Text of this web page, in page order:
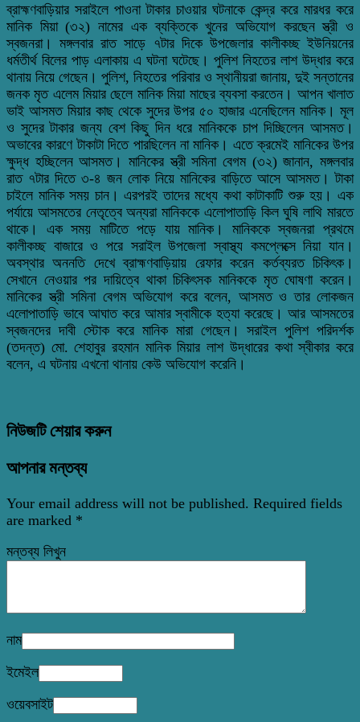
ব্রাহ্মণবাড়িয়ার সরাইলে পাওনা টাকার চাওয়ার ঘটনাকে কেন্দ্র করে মারধর করে
মানিক মিয়া (৩২) নামের এক ব্যক্তিকে খুনের অভিযোগ করছেন স্ত্রী ও
স্বজনরা। মঙ্গলবার রাত সাড়ে ৭টার দিকে উপজেলার কালীকচ্ছ ইউনিয়নের
ধর্মতীর্থ বিলের পাড় এলাকায় এ ঘটনা ঘটেছে। পুলিশ নিহতের লাশ উদ্ধার করে
থানায় নিয়ে গেছেন। পুলিশ, নিহতের পরিবার ও স্থানীয়রা জানায়, দুই সন্তানের
জনক মৃত এলেম মিয়ার ছেলে মানিক মিয়া মাছের ব্যবসা করতেন। আপন খালাত
ভাই আসমত মিয়ার কাছ থেকে সুদের উপর ৫০ হাজার এনেছিলেন মানিক। মূল
ও সুদের টাকার জন্য বেশ কিছু দিন ধরে মানিককে চাপ দিচ্ছিলেন আসমত।
অভাবের কারণে টাকাটা দিতে পারছিলেন না মানিক। এতে ক্রমেই মানিকের উপর
ক্ষুদ্ধ হচ্ছিলেন আসমত। মানিকের স্ত্রী সমিনা বেগম (৩২) জানান, মঙ্গলবার
রাত ৭টার দিতে ৩-৪ জন লোক নিয়ে মানিকের বাড়িতে আসে আসমত। টাকা
চাইলে মানিক সময় চান। এরপরই তাদের মধ্যে কথা কাটাকাটি শুরু হয়। এক
পর্যায়ে আসমতের নেতৃত্বে অন্যরা মানিককে এলোপাতাড়ি কিল ঘুষি লাথি মারতে
থাকে। এক সময় মাটিতে পড়ে যায় মানিক। মানিককে স্বজনরা প্রথমে
কালীকচ্ছ বাজারে ও পরে সরাইল উপজেলা স্বাস্থ্য কমপ্লেক্সে নিয়া যান।
অবস্থার অননতি দেখে ব্রাহ্মণবাড়িয়ায় রেফার করেন কর্তব্যরত চিকিৎক।
সেখানে নেওয়ার পর দায়িত্বে থাকা চিকিৎসক মানিককে মৃত ঘোষণা করেন।
মানিকের স্ত্রী সমিনা বেগম অভিযোগ করে বলেন, আসমত ও তার লোকজন
এলোপাতাড়ি ভাবে আঘাত করে আমার স্বামীকে হত্যা করেছে। আর আসমতের
স্বজনদের দাবী স্টোক করে মানিক মারা গেছেন। সরাইল পুলিশ পরিদর্শক
(তদন্ত) মো. শেহাবুর রহমান মানিক মিয়ার লাশ উদ্ধারের কথা স্বীকার করে
বলেন, এ ঘটনায় এখনো থানায় কেউ অভিযোগ করেনি।
নিউজটি শেয়ার করুন
আপনার মন্তব্য
Your email address will not be published. Required fields
are marked *
মন্তব্য লিখুন
নাম
ইমেইল
ওয়েবসাইট